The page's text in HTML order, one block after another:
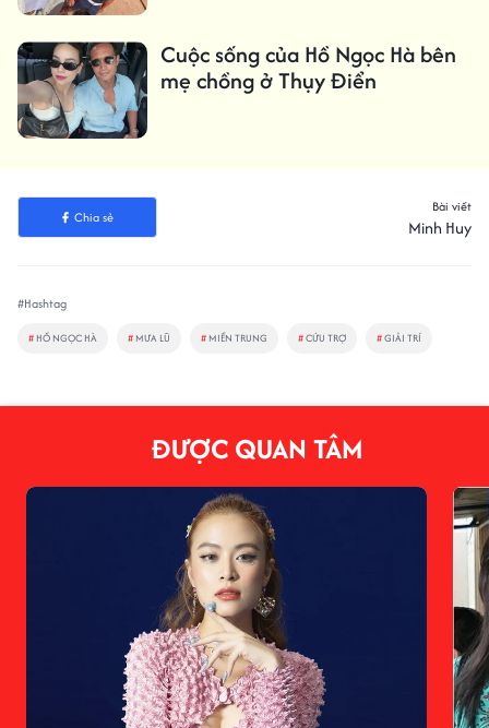
Cuộc sống của Hồ Ngọc Hà bên
mẹ chồng ở Thụy Điển
Chia sẻ
Bài viết
Minh Huy
#Hashtag
# HỒ NGỌC HÀ # MƯA LŨ # MIỀN TRUNG #CỨU TRỢ #GIẢI TRÍ
ĐƯỢC QUAN TÂM